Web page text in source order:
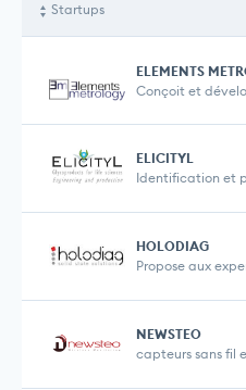
Startups
ELEMENTS
ELICITYL
Identification et
HOLODIAG
NEWSTEO
capteurs sans fil